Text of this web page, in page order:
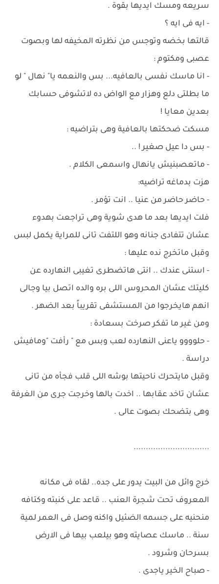
سريعه ومسك ايديها بقوة .
- ايه فى ايه ؟
قالتها بخضه وتوجس من نظرته المخيفه لها وبصوت
عصبى ومكتوم :
- انا ماسك نفسى بالعافيه... بس والنعمه يا" نهال " لو
ما بطلتى دلع وهزار مع الواض ده لاتشوفى حسابك
بعدين معايا !
مسكت ضحكتها بالعافية وهى بتراضيه :
- بس دا عيل صغير ! ..
- ماتعصبنيش يانهال واسمعى الكلام .
هزت بدماغه تراضيه:
- حاضر حاضر من عنيا .. انت تؤمر .
فلت ايديها بعد ما هدى شوية وهى تراجعت بهدوء
عشان تتفادى جنانه وهو اللتفت تانى للمراية يكمل لبس
وقبل ماتخرج نده عليها :
- استنى عندك .. انتى هاتضطرى تغيبى النهارده عن
كليتك عشان المحروس اللى بره والده اتصل بيا وجالى
انهم هايخرجوا من المستشفى تقريباً بعد الضهر .
ومن غير ما تفكر صرخت بسعادة :
- حلوووو ياعنى النهارده لعب وبس مع " رأفت "ومافيش
دراسة .
وقبل مايتحرك ناحيتها بوشه اللى قلب فجأه من تانى
عشان تاخد عقابها .. اخدت بالها وخرجت جرى من الغرفة
وهى بتضحك بصوت عالى .
...............................
خرج وائل من البيت يدور على جده.. لقاه فى مكانه
المعروف تحت شجرة العنب .. قاعد على كنبته وكتافه
منحنيه على جسمه الضئيل واكنه وصل فى العمر لمية
سنة .. ماسك عصايته وهو بيلعب بيها فى الارض
بسرحان وشرود .
- صباح الخير ياجدى .